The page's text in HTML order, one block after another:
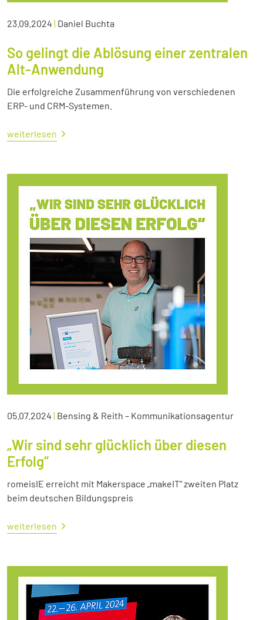
23.09.2024 | Daniel Buchta
So gelingt die Ablösung einer zentralen
Alt-Anwendung
Die erfolgreiche Zusammenführung von verschiedenen
ERP- und CRM-Systemen.
weiterlesen
05.07.2024 | Bensing & Reith – Kommunikationsagentur
„Wir sind sehr glücklich über diesen
Erfolg“
romeisIE erreicht mit Makerspace „makeIT“ zweiten Platz
beim deutschen Bildungspreis
weiterlesen